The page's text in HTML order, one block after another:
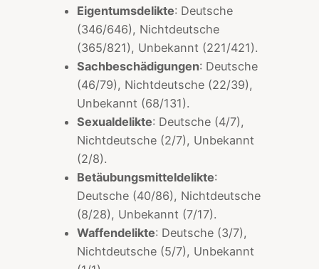
Eigentumsdelikte: Deutsche
(346/646), Nichtdeutsche
(365/821), Unbekannt (221/421).
Sachbeschädigungen: Deutsche
(46/79), Nichtdeutsche (22/39),
Unbekannt (68/131).
Sexualdelikte: Deutsche (4/7),
Nichtdeutsche (2/7), Unbekannt
(2/8).
Betäubungsmitteldelikte:
Deutsche (40/86), Nichtdeutsche
(8/28), Unbekannt (7/17).
Waffendelikte: Deutsche (3/7),
Nichtdeutsche (5/7), Unbekannt